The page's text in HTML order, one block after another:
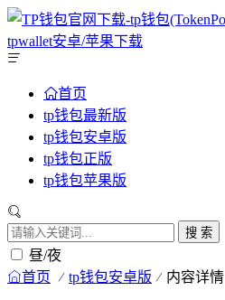
首页
tp钱包最新版
tp钱包安卓版
tp钱包正版
tp钱包苹果版
搜 索
昼/夜
首页 tp钱包安卓版 内容详情